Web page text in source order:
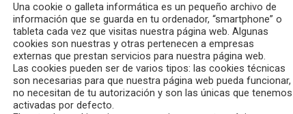
Una cookie o galleta informática es un pequeño archivo de
información que se guarda en tu ordenador, “smartphone” o
tableta cada vez que visitas nuestra página web. Algunas
cookies son nuestras y otras pertenecen a empresas
externas que prestan servicios para nuestra página web.
Las cookies pueden ser de varios tipos: las cookies técnicas
son necesarias para que nuestra página web pueda funcionar,
no necesitan de tu autorización y son las únicas que tenemos
activadas por defecto.